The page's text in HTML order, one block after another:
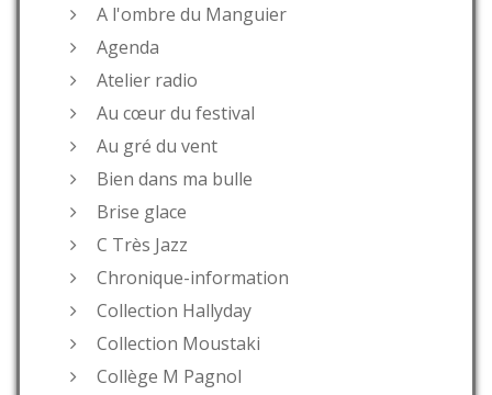
A l'ombre du Manguier
Agenda
Atelier radio
Au cœur du festival
Au gré du vent
Bien dans ma bulle
Brise glace
C Très Jazz
Chronique-information
Collection Hallyday
Collection Moustaki
Collège M Pagnol